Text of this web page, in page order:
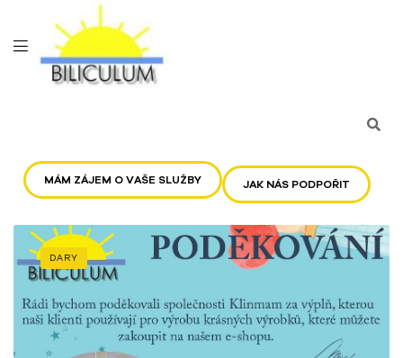
MÁM ZÁJEM O VAŠE SLUŽBY JAK NÁS PODPOŘIT
DARY